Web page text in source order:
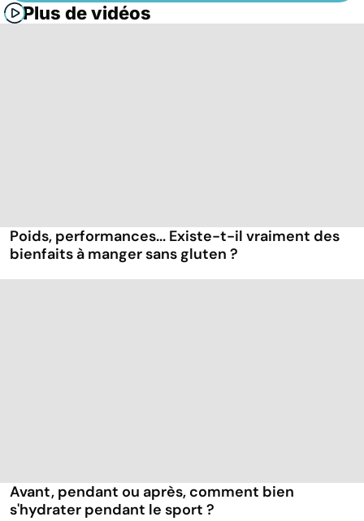
Plus de vidéos
Poids, performances... Existe-t-il vraiment des
bienfaits à manger sans gluten ?
Avant, pendant ou après, comment bien
s'hydrater pendant le sport ?